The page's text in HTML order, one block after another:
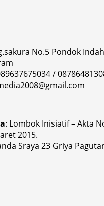
No.5 Pondok
/
: Lombok Inisiatif – Akta
2015.
Sraya 23 Griya